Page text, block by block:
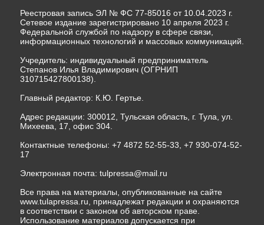
Реестровая запись ЭЛ № ФС 77-85016 от 10.04.2023 г.
Сетевое издание зарегистрировано 10 апреля 2023 г.
Федеральной службой по надзору в сфере связи,
информационных технологий и массовых коммуникаций.
Учредитель: индивидуальный предприниматель
Степанов Илья Владимирович (ОГРНИП
310715427800138).
Главный редактор: К.Ю. Гертье.
Адрес редакции: 300012, Тульская область, г. Тула, ул.
Михеева, 17, офис 304.
Контактные телефоны: +7 4872 52-55-33, +7 930-074-52-
17
Электронная почта: tulpressa@mail.ru
Все права на материалы, опубликованные на сайте
www.tulapressa.ru, принадлежат редакции и охраняются
в соответствии с законом об авторском праве.
Использование материалов допускается при